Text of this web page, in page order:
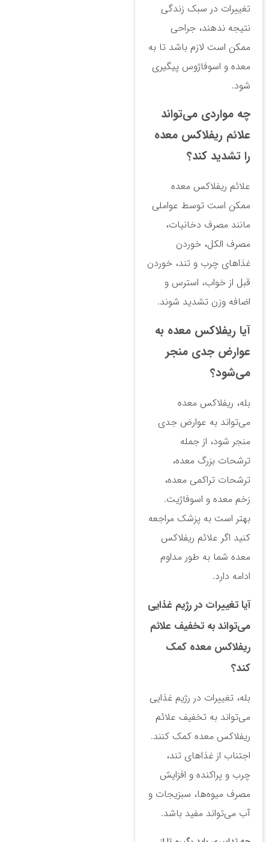
تغییرات در سبک زندگی
نتیجه ندهند، جراحی
ممکن است لازم باشد تا به
معده و اسوفاژوس پیگیری
شود.
چه مواردی می‌تواند
علائم ریفلاکس معده
را تشدید کند؟
علائم ریفلاکس معده
ممکن است توسط عواملی
مانند مصرف دخانیات،
مصرف الکل، خوردن
غذاهای چرب و تند، خوردن
قبل از خواب، استرس و
اضافه وزن تشدید شوند.
آیا ریفلاکس معده به
عوارض جدی منجر
می‌شود؟
بله، ریفلاکس معده
می‌تواند به عوارض جدی
منجر شود، از جمله
ترشحات بزرگ معده،
ترشحات تراکمی معده،
زخم معده و اسوفاژیت.
بهتر است به پزشک مراجعه
کنید اگر علائم ریفلاکس
معده شما به طور مداوم
ادامه دارد.
آیا تغییرات در رژیم غذایی
می‌تواند به تخفیف علائم
ریفلاکس معده کمک
کند؟
بله، تغییرات در رژیم غذایی
می‌تواند به تخفیف علائم
ریفلاکس معده کمک کنند.
اجتناب از غذاهای تند،
چرب و پراکنده و افزایش
مصرف میوه‌ها، سبزیجات و
آب می‌تواند مفید باشد.